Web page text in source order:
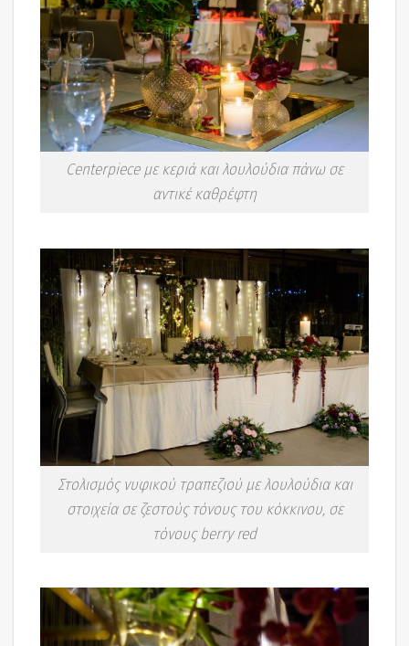
Centerpiece με κεριά και λουλούδια πάνω σε
αντικέ καθρέφτη
Στολισμός νυφικού τραπεζιού με λουλούδια και
στοιχεία σε ζεστούς τόνους του κόκκινου, σε
τόνους berry red